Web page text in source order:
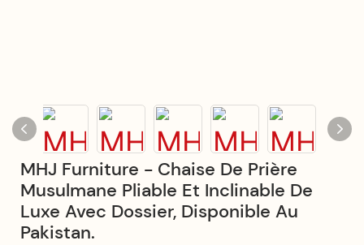
MHJ Furniture - Chaise De Prière
Musulmane Pliable Et Inclinable De
Luxe Avec Dossier, Disponible Au
Pakistan.